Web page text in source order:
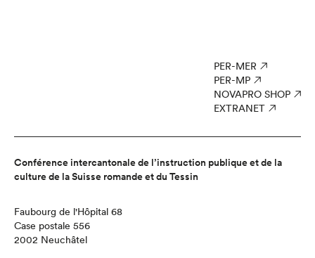
PER-MER
PER-MP
NOVAPRO SHOP
EXTRANET
Conférence intercantonale de l’instruction publique et de la
culture de la Suisse romande et du Tessin
Faubourg de l'Hôpital 68
Case postale 556
2002 Neuchâtel